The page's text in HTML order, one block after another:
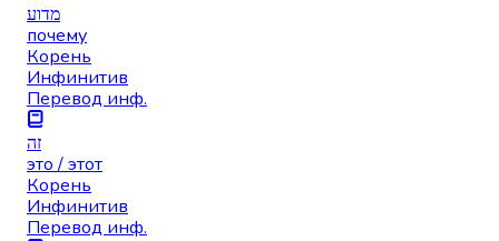
מדוע
почему
Корень
Инфинитив
Перевод инф.
זה
это / этот
Корень
Инфинитив
Перевод инф.